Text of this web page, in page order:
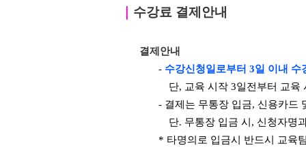
수강료 결제안내
결제안내
- 수강신청일로부터 3일 이내
단, 교육 시작 3일전부터 교
- 결제는 무통장 입금, 신용카드
단. 무통장 입금 시, 신청자명
* 타명의로 입금시 반드시 교육